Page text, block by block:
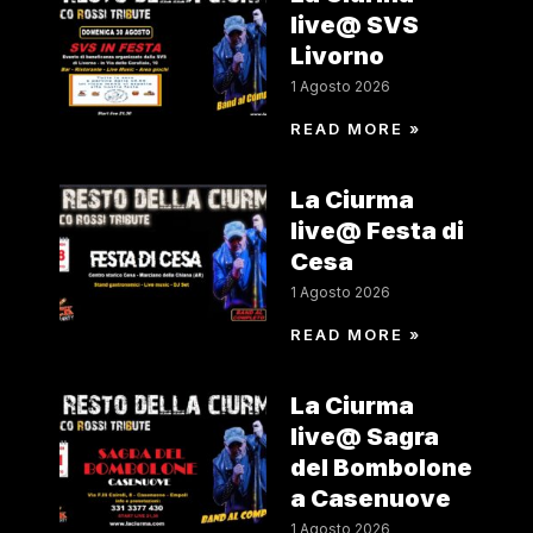
live@ SVS
Livorno
1 Agosto 2026
READ MORE »
La Ciurma
live@ Festa di
Cesa
1 Agosto 2026
READ MORE »
La Ciurma
live@ Sagra
del Bombolone
a Casenuove
1 Agosto 2026